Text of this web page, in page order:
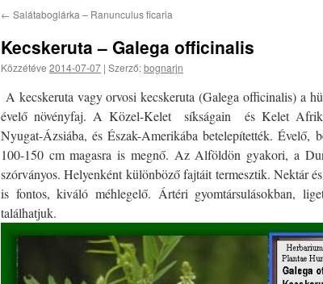
← Salátaboglárka – Ranunculus ficaria
Kecskeruta – Galega officinalis
Közzétéve 2014-07-07 | Szerző:bognarjn
A kecskeruta vagy orvosi kecskeruta (Galega officinalis) a
évelő növényfaj. A Közel-Kelet síkságain és Kelet
Nyugat-Ázsiába, és Észak-Amerikába betelepítették. Évelő,
100-150 cm magasra is megnő. Az Alföldön gyakori, a
szórványos. Helyenként különböző fajtáit termesztik. Nektár
is fontos, kiváló méhlegelő. Ártéri gyomtársulásokban,
találhatjuk.